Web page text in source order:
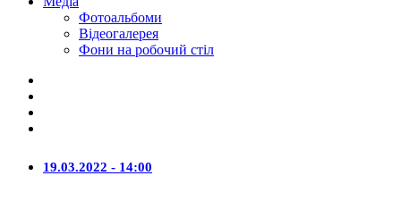
Фотоальбоми
Відеогалерея
Фони на робочий стіл
19.03.2022 - 14:00